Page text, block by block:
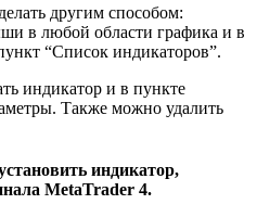
другим способом:
в любой области графика и в
“Список индикаторов”.
индикатор и в пункте
Также можно удалить
индикатор,
MetaTrader 4.